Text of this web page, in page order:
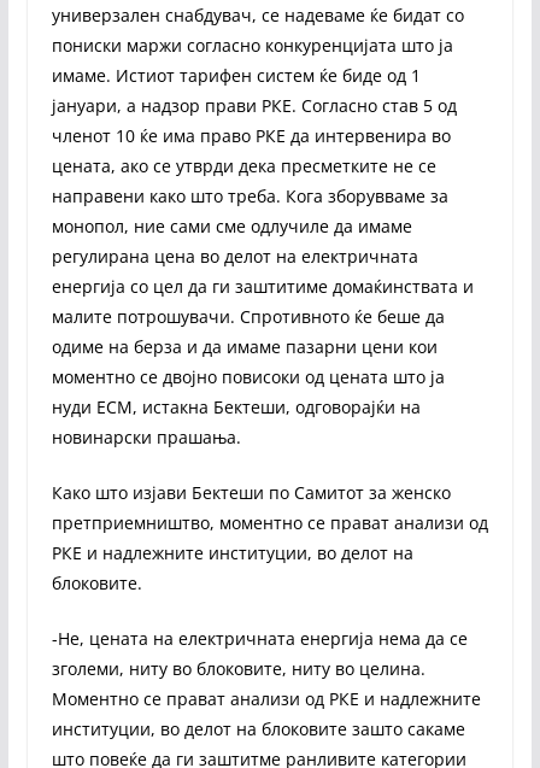
универзален снабдувач, се надеваме ќе бидат со
пониски маржи согласно конкуренцијата што ја
имаме. Истиот тарифен систем ќе биде од 1
јануари, а надзор прави РКЕ. Согласно став 5 од
членот 10 ќе има право РКЕ да интервенира во
цената, ако се утврди дека пресметките не се
направени како што треба. Кога зборувваме за
монопол, ние сами сме одлучиле да имаме
регулирана цена во делот на електричната
енергија со цел да ги заштитиме домаќинствата и
малите потрошувачи. Спротивното ќе беше да
одиме на берза и да имаме пазарни цени кои
моментно се двојно повисоки од цената што ја
нуди ЕСМ, истакна Бектеши, одговорајќи на
новинарски прашања.
Како што изјави Бектеши по Самитот за женско
претприемништво, моментно се прават анализи од
РКЕ и надлежните институции, во делот на
блоковите.
-Не, цената на електричната енергија нема да се
зголеми, ниту во блоковите, ниту во целина.
Моментно се прават анализи од РКЕ и надлежните
институции, во делот на блоковите зашто сакаме
што повеќе да ги заштитме ранливите категории